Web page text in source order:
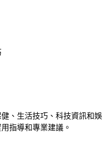
、生活技巧、科技資訊和娛
指導和專業建議。